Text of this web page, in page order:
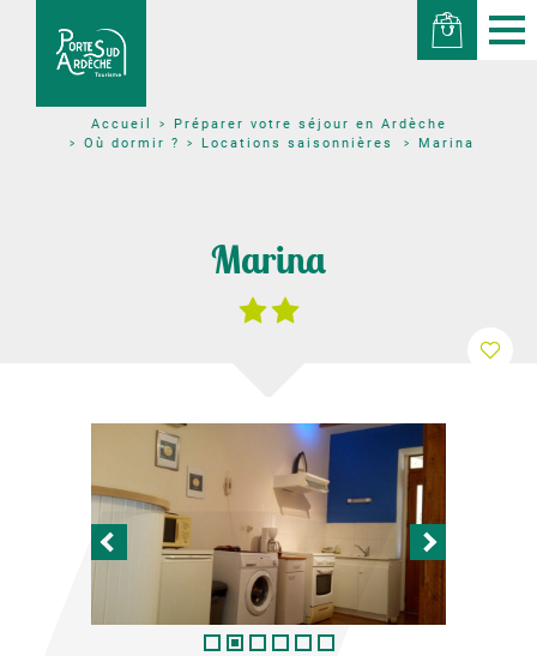
Accueil
Préparer votre séjour en Ardèche
Où dormir ?
Locations saisonnières Marina
Marina